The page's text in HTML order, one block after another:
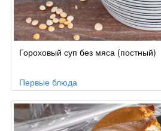
Гороховый суп без мяса (постный)
Первые блюда